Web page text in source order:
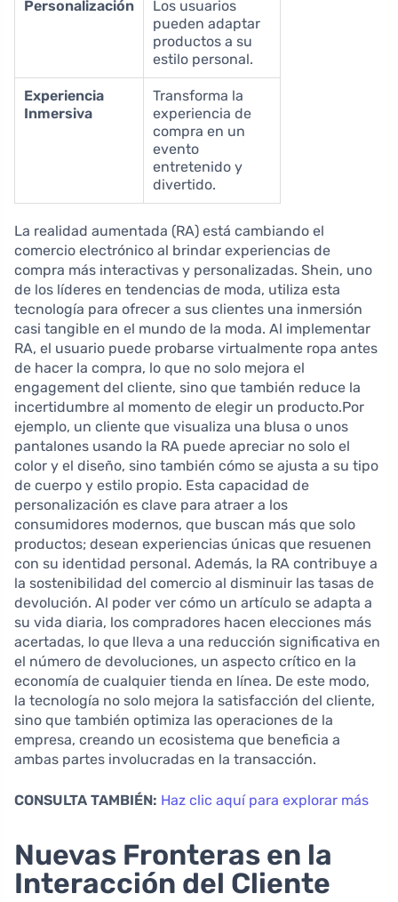
Personalización
Los usuarios
pueden adaptar
productos a su
estilo personal.
Experiencia
Inmersiva
Transforma la
experiencia de
compra en un
evento
entretenido y
divertido.
La realidad aumentada (RA) está cambiando el
comercio electrónico al brindar experiencias de
compra más interactivas y personalizadas. Shein, uno
de los líderes en tendencias de moda, utiliza esta
tecnología para ofrecer a sus clientes una inmersión
casi tangible en el mundo de la moda. Al implementar
RA, el usuario puede probarse virtualmente ropa antes
de hacer la compra, lo que no solo mejora el
engagement del cliente, sino que también reduce la
incertidumbre al momento de elegir un producto.Por
ejemplo, un cliente que visualiza una blusa o unos
pantalones usando la RA puede apreciar no solo el
color y el diseño, sino también cómo se ajusta a su tipo
de cuerpo y estilo propio. Esta capacidad de
personalización es clave para atraer a los
consumidores modernos, que buscan más que solo
productos; desean experiencias únicas que resuenen
con su identidad personal. Además, la RA contribuye a
la sostenibilidad del comercio al disminuir las tasas de
devolución. Al poder ver cómo un artículo se adapta a
su vida diaria, los compradores hacen elecciones más
acertadas, lo que lleva a una reducción significativa en
el número de devoluciones, un aspecto crítico en la
economía de cualquier tienda en línea. De este modo,
la tecnología no solo mejora la satisfacción del cliente,
sino que también optimiza las operaciones de la
empresa, creando un ecosistema que beneficia a
ambas partes involucradas en la transacción.
CONSULTA TAMBIÉN: Haz clic aquí para explorar más
Nuevas Fronteras en la
Interacción del Cliente